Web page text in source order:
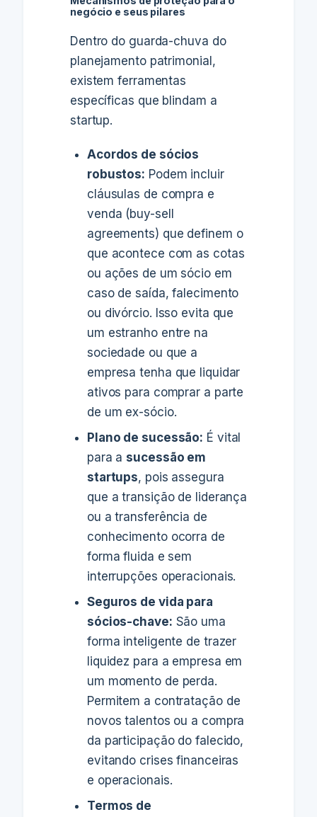
negócio e seus pilares
Dentro do guarda-chuva do
planejamento patrimonial,
existem ferramentas
específicas que blindam a
startup.
Acordos de sócios
robustos: Podem incluir
cláusulas de compra e
venda (buy-sell
agreements) que definem o
que acontece com as cotas
ou ações de um sócio em
caso de saída, falecimento
ou divórcio. Isso evita que
um estranho entre na
sociedade ou que a
empresa tenha que liquidar
ativos para comprar a parte
de um ex-sócio.
Plano de sucessão: É vital
para asucessão em
startups, pois assegura
que a transição de liderança
ou a transferência de
conhecimento ocorra de
forma fluida e sem
interrupções operacionais.
Seguros de vida para
sócios-chave: São uma
forma inteligente de trazer
liquidez para a empresa em
um momento de perda.
Permitem a contratação de
novos talentos ou a compra
da participação do falecido,
evitando crises financeiras
e operacionais.
Termos de